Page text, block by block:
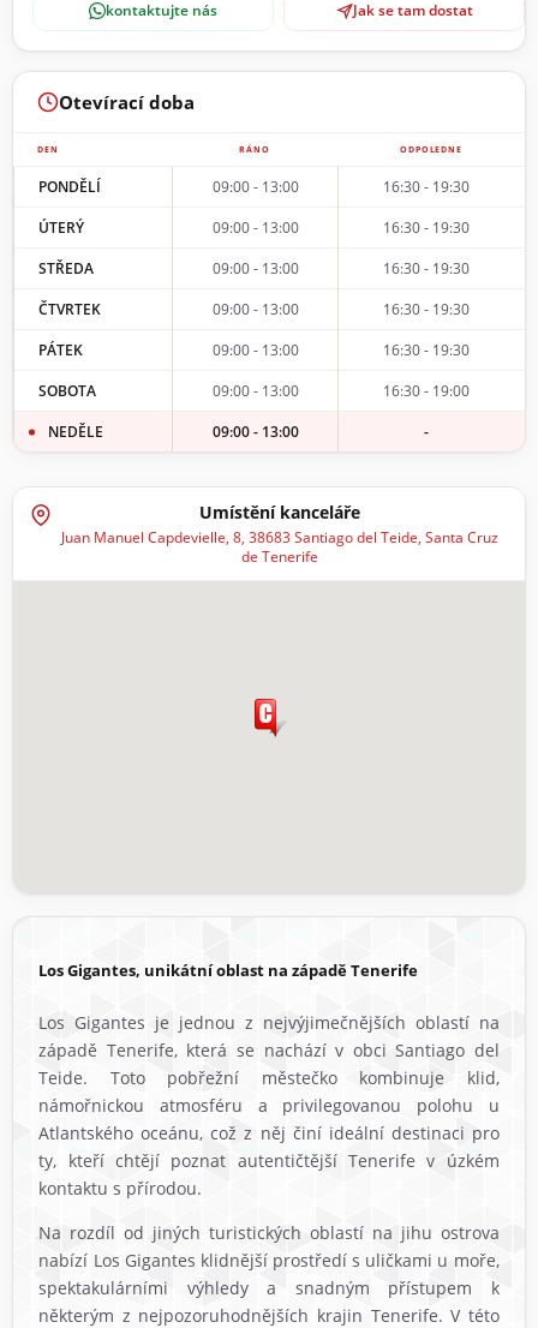
kontaktujte nás Jak se tam dostat
Otevírací doba
DEN RÁNO ODPOLEDNE
PONDĚLÍ 09:00 - 13:00
16:30 - 19:30
ÚTERÝ
09:00 - 13:00
16:30 - 19:30
STŘEDA
09:00 - 13:00
16:30 - 19:30
ČTVRTEK
09:00 - 13:00
16:30 - 19:30
PÁTEK
09:00 - 13:00
16:30 - 19:30
SOBOTA
09:00 - 13:00
16:30 - 19:00
NEDĚLE
09:00 - 13:00 -
Umístění kanceláře
Juan Manuel Capdevielle, 8, 38683 Santiago del Teide, Santa Cruz
de Tenerife
Los Gigantes, unikátní oblast na západě Tenerife
Los Gigantes je jednou z nejvýjimečnějších oblastí na
západě Tenerife, která se nachází v obci Santiago del
Teide. Toto pobřežní městečko kombinuje klid,
námořnickou atmosféru a privilegovanou polohu u
Atlantského oceánu, což z něj činí ideální destinaci pro
ty, kteří chtějí poznat autentičtější Tenerife v úzkém
kontaktu s přírodou.
Na rozdíl od jiných turistických oblastí na jihu ostrova
nabízí Los Gigantes klidnější prostředí s uličkami u moře,
spektakulárními výhledy a snadným přístupem k
některým z nejpozoruhodnějších krajin Tenerife. V této